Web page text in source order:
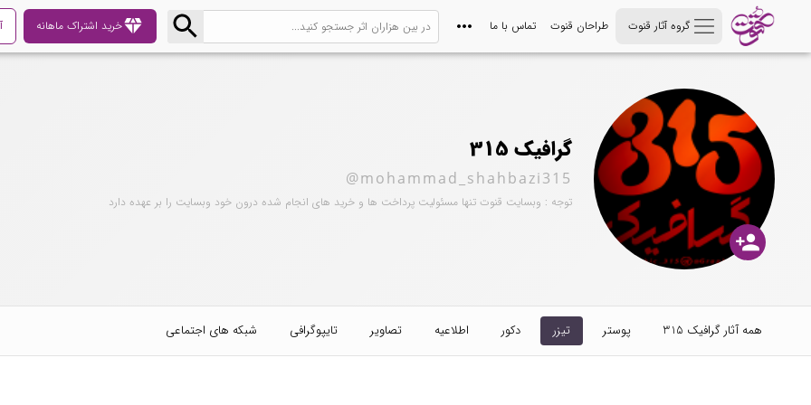
گروه آثار قنوت طراحان قنوت تماس با ما diamondخرید اشتراک ماهانه
person_add
گرافیک 315
@mohammad_shahbazi315
توجه : وبسایت قنوت تنها مسئولیت پرداخت ها و خرید های انجام شده درون خود وبسایت را بر عهده دارد
همه آثار گرافیک 315 پوستر تیزر دکور اطلاعیه تصاویر تایپوگرافی شبکه های اجتماعی